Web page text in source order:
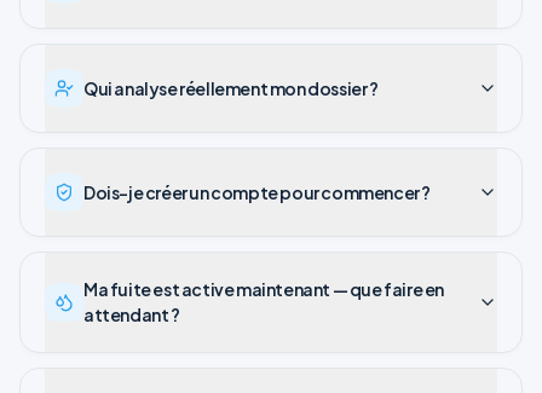
Qui analyse réellement mon dossier ?
Dois-je créer un compte pour commencer ?
Ma fuite est active maintenant — que faire en
attendant ?